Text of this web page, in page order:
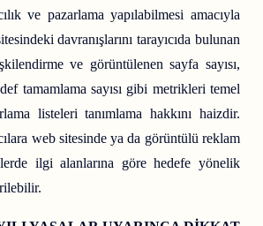
ve pazarlama yapılabilmesi amacıyla
davranışlarını tarayıcıda bulunan
ve görüntülenen sayfa sayısı,
tamamlama sayısı gibi metrikleri temel
listeleri tanımlama hakkını haizdir.
web sitesinde ya da görüntülü reklam
ilgi alanlarına göre hedefe yönelik